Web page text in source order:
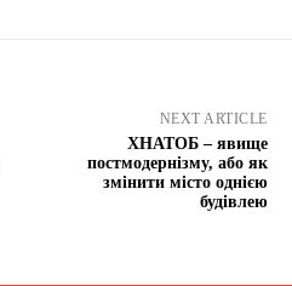
NEXT ARTICLE
ХНАТОБ – явище
постмодернізму, або як
змінити місто однією
будівлею